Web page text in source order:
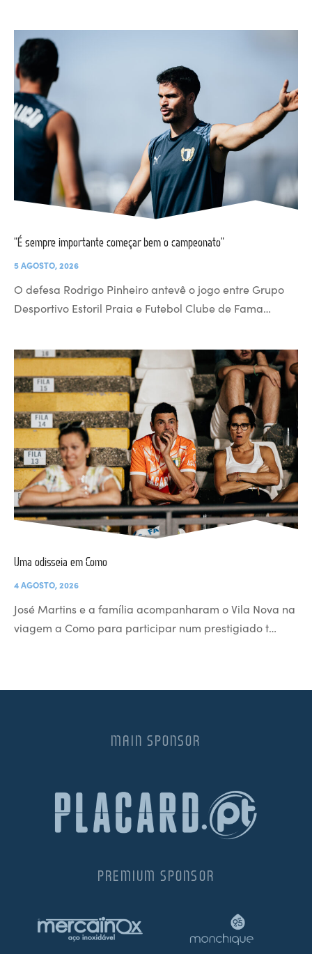
“É sempre importante começar bem o campeonato”
5 AGOSTO, 2026
O defesa Rodrigo Pinheiro antevê o jogo entre Grupo
Desportivo Estoril Praia e Futebol Clube de Fama…
Uma odisseia em Como
4 AGOSTO, 2026
José Martins e a família acompanharam o Vila Nova na
viagem a Como para participar num prestigiado t…
MAIN SPONSOR
PREMIUM SPONSOR